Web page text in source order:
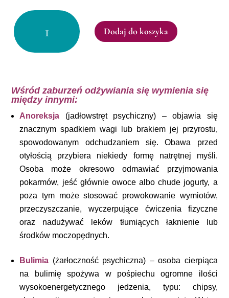
ilość
Zaburzenia
odżywiania
50
Dodaj do koszyka
Wśród zaburzeń odżywiania się wymienia się
między innymi:
Anoreksja
(jadłowstręt psychiczny) – objawia się
znacznym spadkiem wagi lub brakiem jej przyrostu,
spowodowanym odchudzaniem się. Obawa przed
otyłością przybiera niekiedy formę natrętnej myśli.
Osoba może okresowo odmawiać przyjmowania
pokarmów, jeść głównie owoce albo chude jogurty, a
poza tym może stosować prowokowanie wymiotów,
przeczyszczanie, wyczerpujące ćwiczenia fizyczne
oraz nadużywać leków tłumiących łaknienie lub
środków moczopędnych.
Bulimia (żarłoczność psychiczna) – osoba cierpiąca
na bulimię spożywa w pośpiechu ogromne ilości
wysokoenergetycznego jedzenia, typu: chipsy,